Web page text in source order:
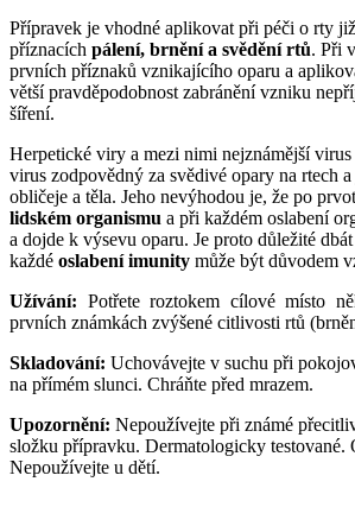
Přípravek je vhodné aplikovat při péči o rty
příznacích pálení, brnění a svědění rtů. Při
prvních příznaků vznikajícího oparu a
větší pravděpodobnost zabránění vzniku
šíření.
Herpetické viry a mezi nimi nejznámější virus
virus zodpovědný za svědivé opary na rtech
obličeje a těla. Jeho nevýhodou je, že po
lidském organismu a při každém oslabení
a dojde k výsevu oparu. Je proto důležité
každé oslabení imunity může být důvodem
Užívání: Potřete roztokem cílové místo
prvních známkách zvýšené citlivosti rtů
Skladování: Uchovávejte v suchu při
na přímém slunci. Chráňte před mrazem.
Upozornění: Nepoužívejte při známé
složku přípravku. Dermatologicky testované.
Nepoužívejte u dětí.